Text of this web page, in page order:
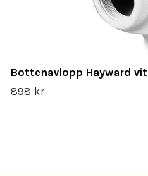
Bottenavlopp Hayward vit
898 kr